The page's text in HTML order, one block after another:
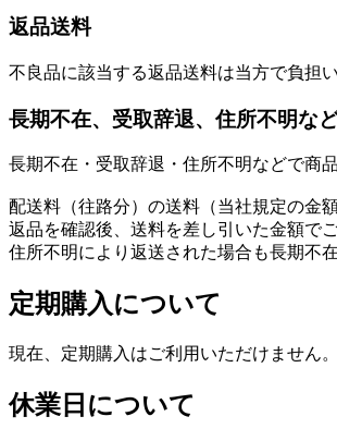
返品送料
不良品に該当する返品送料は当方で負担い
長期不在、受取辞退、住所不明な
長期不在・受取辞退・住所不明などで商
配送料（往路分）の送料（当社規定の金
返品を確認後、送料を差し引いた金額で
住所不明により返送された場合も長期不
定期購入について
現在、定期購入はご利用いただけません
休業日について